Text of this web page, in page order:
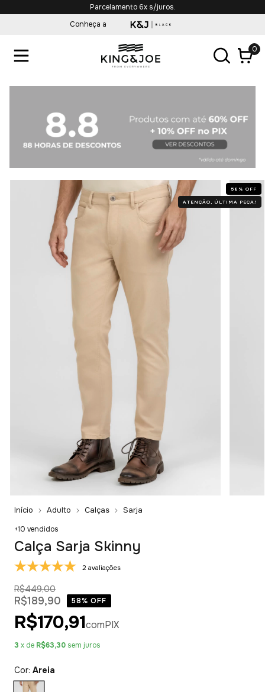
Parcelamento 6x s/juros.
Conheça a
0
58 % OFF
ATENÇÃO, ÚLTIMA PEÇA!
Início Adulto Calças Sarja
+10 vendidos
Calça Sarja Skinny
2 avaliações
R$449,00
R$189,90 58% OFF
R$170,91comPIX
3 x de R$63,30 sem juros
Cor: Areia